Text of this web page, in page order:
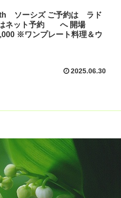
ソーシズ ご予約は ラド
はネット予約 へ 開場
※ワンプレート料理＆ウ
2025.06.30